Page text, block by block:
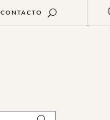
CONTACTO